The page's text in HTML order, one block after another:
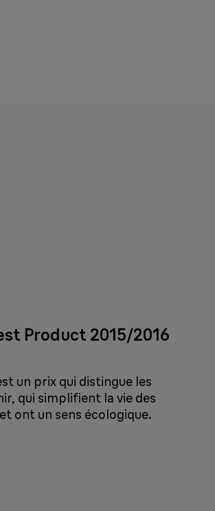
Product 2015/2016
un prix qui distingue les
qui simplifient la vie des
ont un sens écologique.